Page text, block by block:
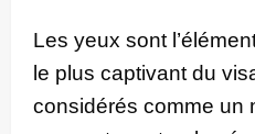
Les yeux sont
le plus captivant du
considérés comme un